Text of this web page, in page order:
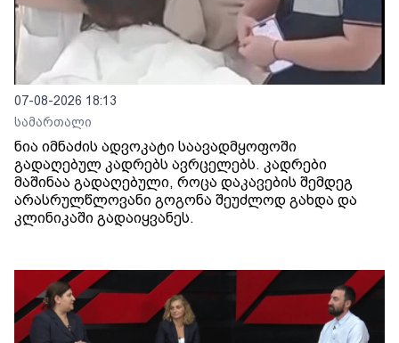
07-08-2026 18:13
სამართალი
ნია იმნაძის ადვოკატი საავადმყოფოში
გადაღებულ კადრებს ავრცელებს. კადრები
მაშინაა გადაღებული, როცა დაკავების შემდეგ
არასრულწლოვანი გოგონა შეუძლოდ გახდა და
კლინიკაში გადაიყვანეს.